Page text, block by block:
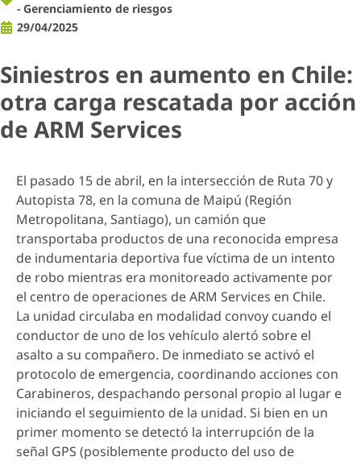
- Gerenciamiento de riesgos
29/04/2025
Siniestros en aumento en Chile:
otra carga rescatada por acción
de ARM Services
El pasado 15 de abril, en la intersección de Ruta 70 y
Autopista 78, en la comuna de Maipú (Región
Metropolitana, Santiago), un camión que
transportaba productos de una reconocida empresa
de indumentaria deportiva fue víctima de un intento
de robo mientras era monitoreado activamente por
el centro de operaciones de ARM Services en Chile.
La unidad circulaba en modalidad convoy cuando el
conductor de uno de los vehículo alertó sobre el
asalto a su compañero. De inmediato se activó el
protocolo de emergencia, coordinando acciones con
Carabineros, despachando personal propio al lugar e
iniciando el seguimiento de la unidad. Si bien en un
primer momento se detectó la interrupción de la
señal GPS (posiblemente producto del uso de